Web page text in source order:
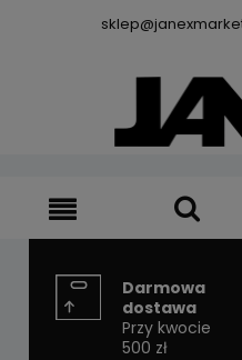
Darmowa
dostawa
Przy kwocie
500 zł